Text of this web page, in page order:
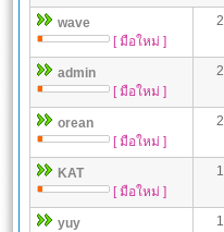
wave
[ มือใหม่ ]
2
admin
[ มือใหม่ ]
2
orean
[ มือใหม่ ]
2
KAT
[ มือใหม่ ]
1
yuy
1